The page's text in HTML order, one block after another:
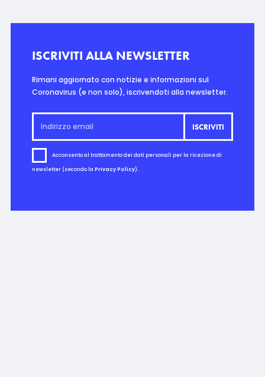
ISCRIVITI ALLA NEWSLETTER
Rimani aggiornato con notizie e informazioni sul
Coronavirus (e non solo), iscrivendoti alla newsletter.
Acconsento al trattamento dei dati personali per la ricezione di
newsletter (secondo la Privacy Policy).